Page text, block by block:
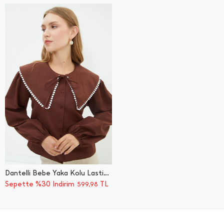
Dantelli Bebe Yaka Kolu Lastikli Gömlek
Sepette %30 İndirim 599,98 TL